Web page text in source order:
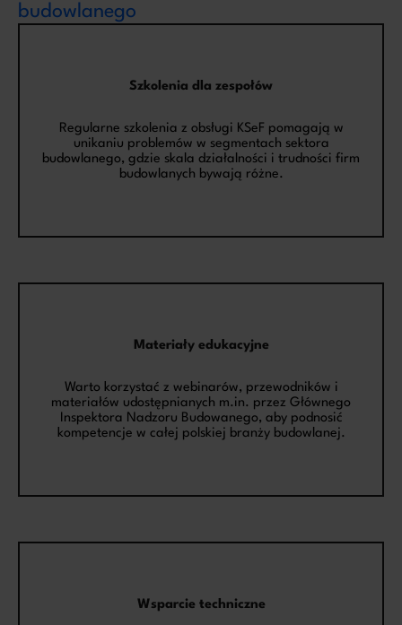
budowlanego
Szkolenia dla zespołów
Regularne szkolenia z obsługi KSeF pomagają w
unikaniu problemów w segmentach sektora
budowlanego, gdzie skala działalności i trudności firm
budowlanych bywają różne.
Materiały edukacyjne
Warto korzystać z webinarów, przewodników i
materiałów udostępnianych m.in. przez Głównego
Inspektora Nadzoru Budowanego, aby podnosić
kompetencje w całej polskiej branży budowlanej.
Wsparcie techniczne